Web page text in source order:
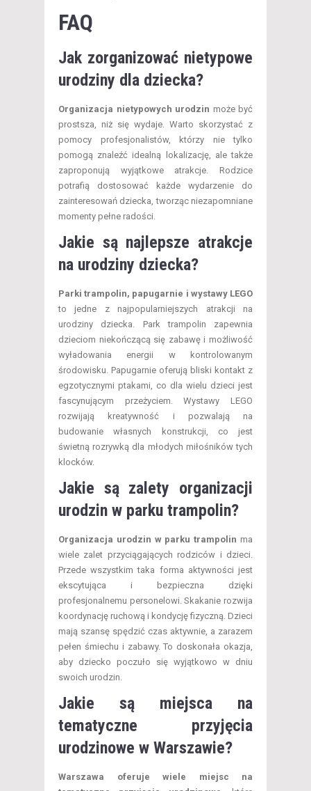
FAQ
Jak zorganizować nietypowe
urodziny dla dziecka?
Organizacja nietypowych urodzin może być
prostsza, niż się wydaje. Warto skorzystać z
pomocy profesjonalistów, którzy nie tylko
pomogą znaleźć idealną lokalizację, ale także
zaproponują wyjątkowe atrakcje. Rodzice
potrafią dostosować każde wydarzenie do
zainteresowań dziecka, tworząc niezapomniane
momenty pełne radości.
Jakie są najlepsze atrakcje
na urodziny dziecka?
Parki trampolin, papugarnie i wystawy LEGO
to jedne z najpopularniejszych atrakcji na
urodziny dziecka. Park trampolin zapewnia
dzieciom niekończącą się zabawę i możliwość
wyładowania energii w kontrolowanym
środowisku. Papugarnie oferują bliski kontakt z
egzotycznymi ptakami, co dla wielu dzieci jest
fascynującym przeżyciem. Wystawy LEGO
rozwijają kreatywność i pozwalają na
budowanie własnych konstrukcji, co jest
świetną rozrywką dla młodych miłośników tych
klocków.
Jakie są zalety organizacji
urodzin w parku trampolin?
Organizacja urodzin w parku trampolin ma
wiele zalet przyciągających rodziców i dzieci.
Przede wszystkim taka forma aktywności jest
ekscytująca i bezpieczna dzięki
profesjonalnemu personelowi. Skakanie rozwija
koordynację ruchową i kondycję fizyczną. Dzieci
mają szansę spędzić czas aktywnie, a zarazem
pełen śmiechu i zabawy. To doskonała okazja,
aby dziecko poczuło się wyjątkowo w dniu
swoich urodzin.
Jakie są miejsca na
tematyczne przyjęcia
urodzinowe w Warszawie?
Warszawa oferuje wiele miejsc na